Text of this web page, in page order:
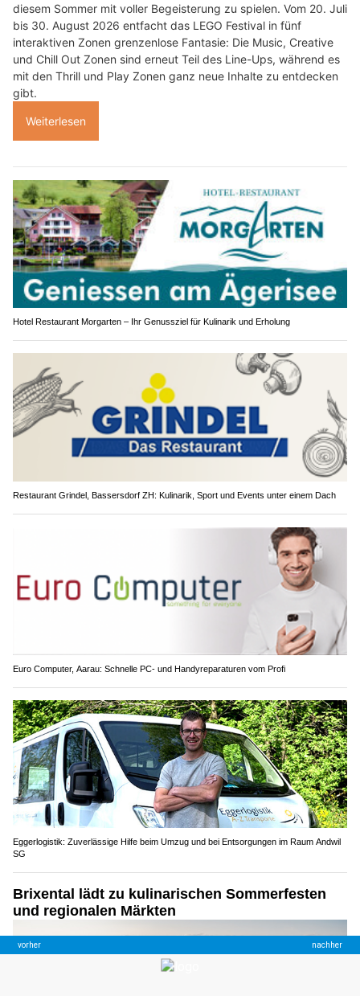
diesem Sommer mit voller Begeisterung zu spielen. Vom 20. Juli
bis 30. August 2026 entfacht das LEGO Festival in fünf
interaktiven Zonen grenzenlose Fantasie: Die Music, Creative
und Chill Out Zonen sind erneut Teil des Line-Ups, während es
mit den Thrill und Play Zonen ganz neue Inhalte zu entdecken
gibt.
Weiterlesen
Hotel Restaurant Morgarten – Ihr Genussziel für Kulinarik und Erholung
Restaurant Grindel, Bassersdorf ZH: Kulinarik, Sport und Events unter einem Dach
Euro Computer, Aarau: Schnelle PC- und Handyreparaturen vom Profi
Eggerlogistik: Zuverlässige Hilfe beim Umzug und bei Entsorgungen im Raum Andwil
SG
Brixental lädt zu kulinarischen Sommerfesten
und regionalen Märkten